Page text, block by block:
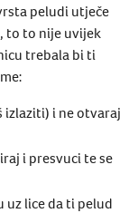
peludi utječe
to to nije uvijek
trebala bi ti
izlaziti) i ne otvaraj
i presvuci te se
uz lice da ti pelud